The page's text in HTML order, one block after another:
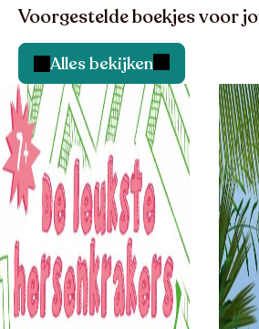
Voorgestelde boekjes voor
Alles bekijken